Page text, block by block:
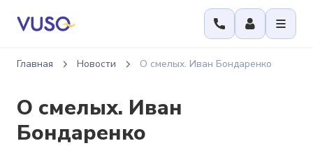
Главная Новости О смелых. Иван Бондаренко
О смелых. Иван
Бондаренко